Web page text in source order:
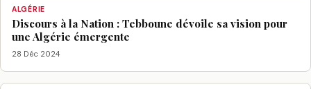
ALGÉRIE
Discours à la Nation : Tebboune dévoile sa vision pour
une Algérie émergente
28 Déc 2024